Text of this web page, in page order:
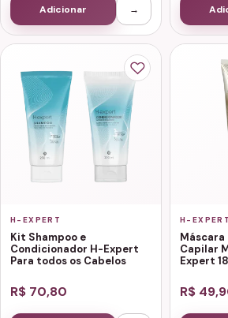
Adicionar →
H-EXPERT
Kit Shampoo e
Condicionador H-Expert
Para todos os Cabelos
R$ 70,80
H-EXPERT
Capilar
Expert
R$